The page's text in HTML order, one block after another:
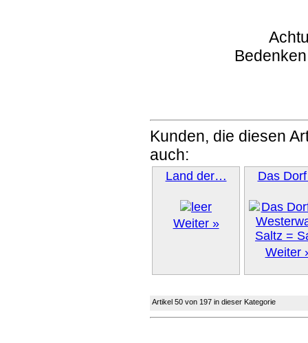
Kunden, die diesen
auch:
Land der…
Weiter »
Das
Weiter
Artikel 50 von 197 in dieser Kategorie